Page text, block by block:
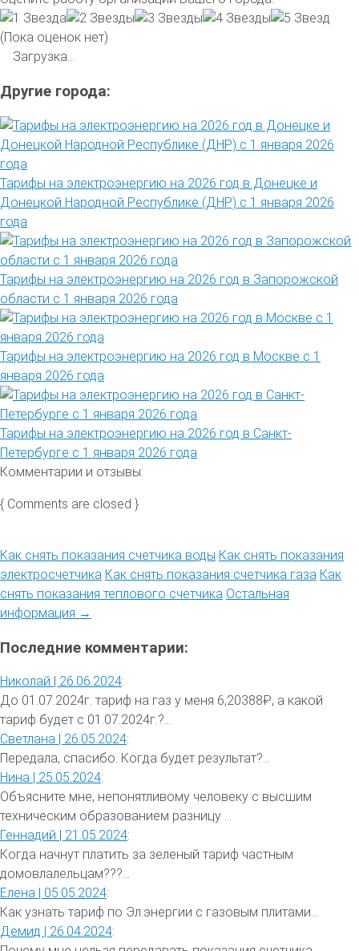
(Пока оценок нет)
Загрузка...
Другие города:
Тарифы на электроэнергию на 2026 год в Донецке и
Донецкой Народной Республике (ДНР) с 1 января 2026
года
Тарифы на электроэнергию на 2026 год в Запорожской
области с 1 января 2026 года
Тарифы на электроэнергию на 2026 год в Москве с 1
января 2026 года
Тарифы на электроэнергию на 2026 год в Санкт-
Петербурге с 1 января 2026 года
Комментарии и отзывы:
{ Comments are closed }
Как снять показания счетчика воды Как снять показания
электросчетчика Как снять показания счетчика газа Как
снять показания теплового счетчика Остальная
информация →
Последние комментарии:
Николай | 26.06.2024:
До 01.07.2024г. тариф на газ у меня 6,20388₽, а какой
тариф будет с 01.07.2024г.?...
Светлана | 26.05.2024:
Передала, спасибо. Когда будет результат?...
Нина | 25.05.2024:
Объясните мне, непонятливому человеку с высшим
техническим образованием разницу ...
Геннадий | 21.05.2024:
Когда начнут платить за зеленый тариф частным
домовлалельцам???...
Елена | 05.05.2024:
Как узнать тариф по Эл.энергии с газовым плитами...
Демид | 26.04.2024: